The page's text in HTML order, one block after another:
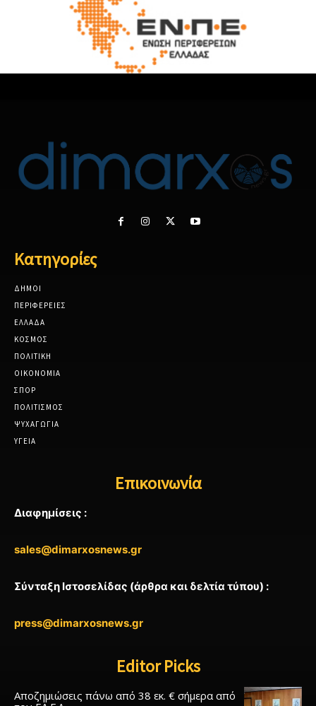
Κατηγορίες
ΔΗΜΟΙ
ΠΕΡΙΦΕΡΕΙΕΣ
ΕΛΛΑΔΑ
ΚΟΣΜΟΣ
ΠΟΛΙΤΙΚΗ
ΟΙΚΟΝΟΜΙΑ
ΣΠΟΡ
ΠΟΛΙΤΙΣΜΟΣ
ΨΥΧΑΓΩΓΙΑ
ΥΓΕΙΑ
Επικοινωνία
Διαφημίσεις :
sales@dimarxosnews.gr
Σύνταξη Ιστοσελίδας (άρθρα και δελτία τύπου) :
press@dimarxosnews.gr
Editor Picks
Αποζημιώσεις πάνω από 38 εκ. € σήμερα από